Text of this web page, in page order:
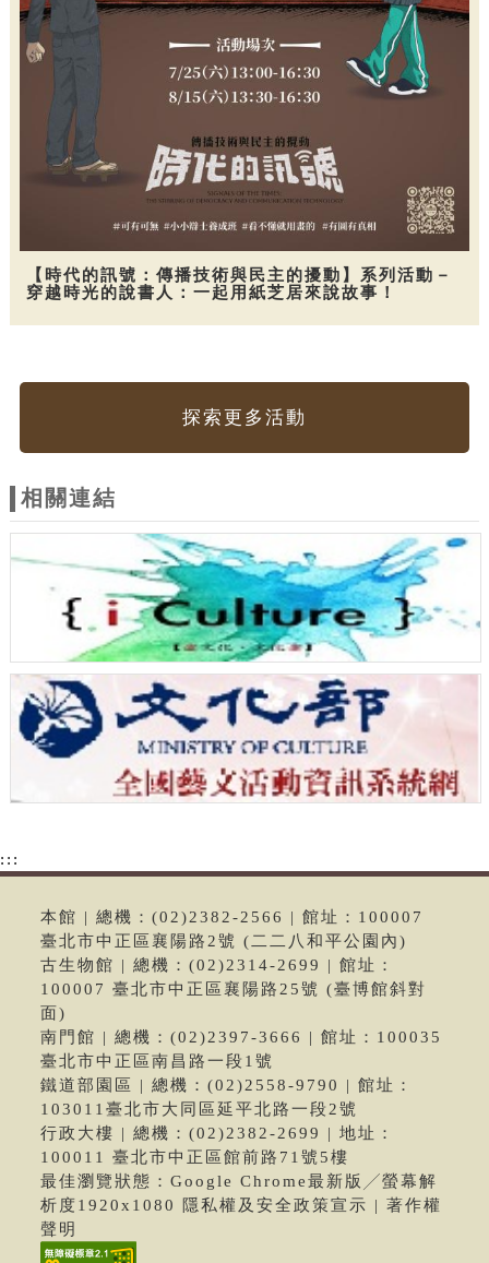
【時代的訊號：傳播技術與民主的擾動】系列活動－
穿越時光的說書人：一起用紙芝居來說故事！
探索更多活動
相關連結
:::
本館 | 總機：(02)2382-2566 | 館址：100007
臺北市中正區襄陽路2號 (二二八和平公園內)
古生物館 | 總機：(02)2314-2699 | 館址：
100007 臺北市中正區襄陽路25號 (臺博館斜對
面)
南門館 | 總機：(02)2397-3666 | 館址：100035
臺北市中正區南昌路一段1號
鐵道部園區 | 總機：(02)2558-9790 | 館址：
103011臺北市大同區延平北路一段2號
行政大樓 | 總機：(02)2382-2699 | 地址：
100011 臺北市中正區館前路71號5樓
最佳瀏覽狀態：Google Chrome最新版╱螢幕解
析度1920x1080 隱私權及安全政策宣示 | 著作權
聲明